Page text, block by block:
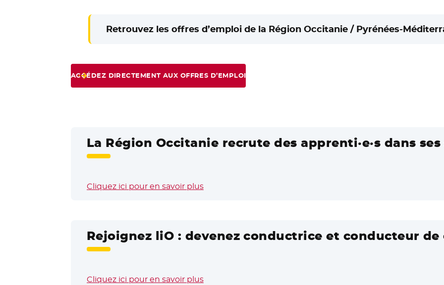
Retrouvez les offres d’emploi de la Région Occitanie / Pyrénées-
ACCÉDEZ DIRECTEMENT AUX OFFRES D’EMPLOI
La Région Occitanie recrute des apprenti·e·s dans
Cliquez ici pour en savoir plus
Rejoignez liO : devenez conductrice et conducteur de
Cliquez ici pour en savoir plus